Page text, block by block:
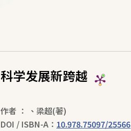
科学发展新跨越
作者 ： 、梁超(著)
DOI / ISBN-A： 10.978.75097/25566